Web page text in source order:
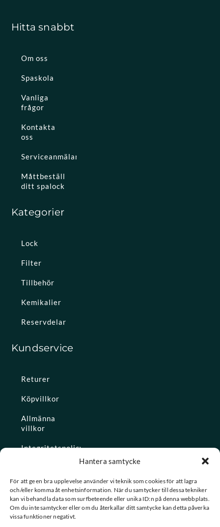
Hantera samtycke
För att ge en bra upplevelse använder vi teknik som cookies för att lagra
och/eller komma åt enhetsinformation. När du samtycker till dessa tekniker
kan vi behandla data som surfbeteende eller unika ID:n på denna webbplats.
Om du inte samtycker eller om du återkallar ditt samtycke kan detta påverka
vissa funktioner negativt.
Hitta snabbt
Om oss
Spaskola
Vanliga
frågor
Kontakta
oss
Serviceanmälan
Måttbeställ
ditt spalock
Kategorier
Lock
Filter
Tillbehör
Kemikalier
Reservdelar
Kundservice
Returer
Köpvillkor
Allmänna
villkor
Integritetspolicy
Konto